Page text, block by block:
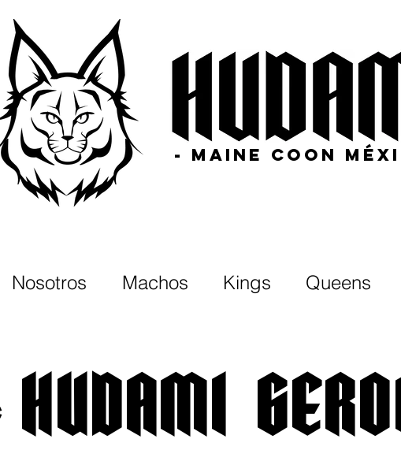
- MAINE COON
Nosotros Machos Kings Queens
HUDAMI